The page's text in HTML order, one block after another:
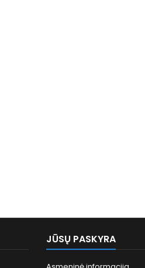
JŪSŲ PASKYRA